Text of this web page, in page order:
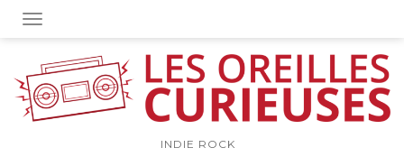
OUVRIR/FERMER LA NAVIGATION
INDIE ROCK